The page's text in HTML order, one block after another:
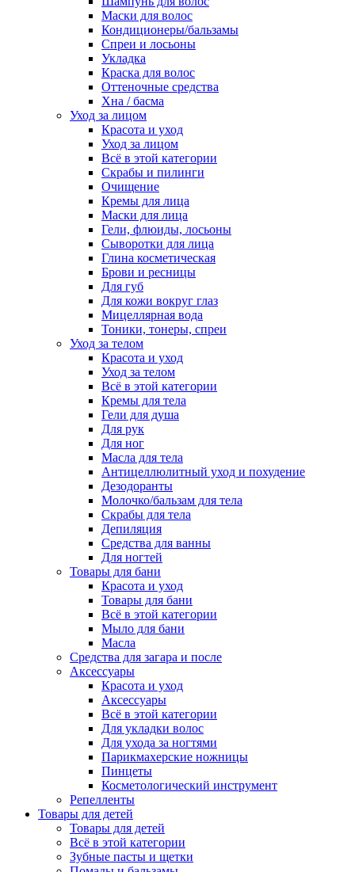
Маски для волос
Кондиционеры/бальзамы
Спреи и лосьоны
Укладка
Краска для волос
Оттеночные средства
Хна / басма
Уход за лицом
Красота и уход
Уход за лицом
Всё в этой категории
Скрабы и пилинги
Очищение
Кремы для лица
Маски для лица
Гели, флюиды, лосьоны
Сыворотки для лица
Глина косметическая
Брови и ресницы
Для губ
Для кожи вокруг глаз
Мицеллярная вода
Тоники, тонеры, спреи
Уход за телом
Красота и уход
Уход за телом
Всё в этой категории
Кремы для тела
Гели для душа
Для рук
Для ног
Масла для тела
Антицеллюлитный уход и похудение
Дезодоранты
Молочко/бальзам для тела
Скрабы для тела
Депиляция
Средства для ванны
Для ногтей
Товары для бани
Красота и уход
Товары для бани
Всё в этой категории
Мыло для бани
Масла
Средства для загара и после
Аксессуары
Красота и уход
Аксессуары
Всё в этой категории
Для укладки волос
Для ухода за ногтями
Парикмахерские ножницы
Пинцеты
Косметологический инструмент
Репелленты
Товары для детей
Товары для детей
Всё в этой категории
Зубные пасты и щетки